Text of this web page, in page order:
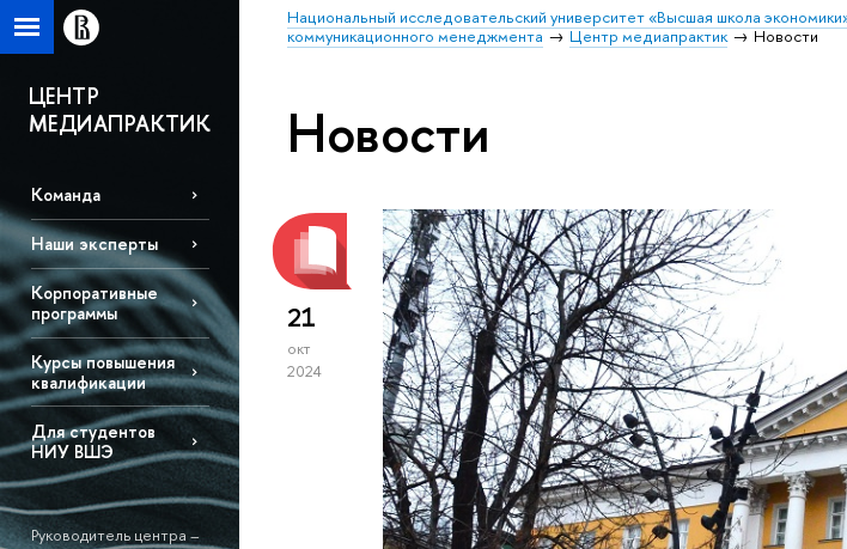
Национальный исследовательский университет «Высшая школа
коммуникационного менеджмента
Центр медиапрактик Новости
ЦЕНТР
МЕДИАПРАКТИК
Команда
Наши эксперты
Корпоративные
программы
Курсы повышения
квалификации
Для студентов
НИУ ВШЭ
Руководитель центра –
Новости
21
окт
2024